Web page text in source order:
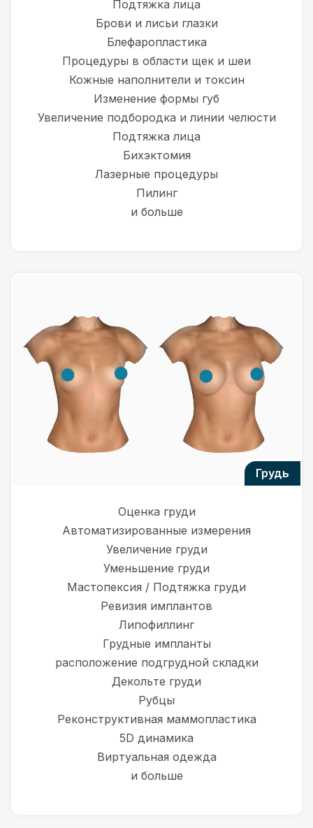
Подтяжка лица
Брови и лисьи глазки
Блефаропластика
Процедуры в области щек и шеи
Кожные наполнители и токсин
Изменение формы губ
Увеличение подбородка и линии челюсти
Подтяжка лица
Бихэктомия
Лазерные процедуры
Пилинг
и больше
грудь
Оценка груди
Автоматизированные измерения
Увеличение груди
Уменьшение груди
Мастопексия / Подтяжка груди
Ревизия имплантов
Липофиллинг
Грудные импланты
расположение подгрудной складки
Декольте груди
Рубцы
Реконструктивная маммопластика
5D динамика
Виртуальная одежда
и больше